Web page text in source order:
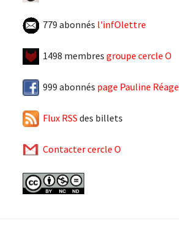
779 abonnés l'infOlettre
1498 membres groupe cercle O
999 abonnés page Pauline Réage
Flux RSS des billets
Contacter cercle O